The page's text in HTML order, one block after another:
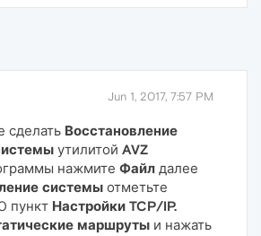
Jun 1, 2017, 7:57 PM
сделать Восстановление
утилитой AVZ
нажмите Файл далее
системы отметьте
пункт Настройки TCP/IP.
маршруты и нажать